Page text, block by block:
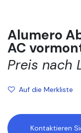
Alumero
AC
Preis nach
Auf die Merkliste
Kontaktieren